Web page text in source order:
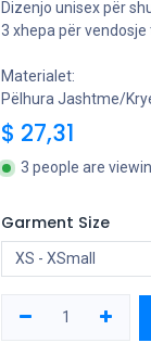
Dizenjo unisex për
3 xhepa për
Materialet:
Pëlhura Jashtme/
$ 27,31
3 people are
Garment Size